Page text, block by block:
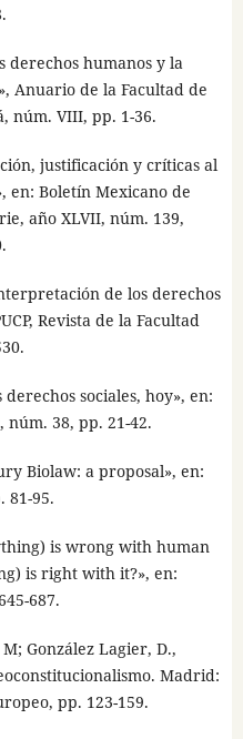
derechos humanos y la
Anuario de la Facultad de
núm. VIII, pp. 1-36.
justificación y críticas al
Boletín Mexicano de
año XLVII, núm. 139,
de los derechos
Revista de la Facultad
derechos sociales, hoy», en:
38, pp. 21-42.
Biolaw: a proposal», en:
81-95.
is wrong with human
is right with it?», en:
687.
González Lagier, D.,
Madrid:
pp. 123-159.